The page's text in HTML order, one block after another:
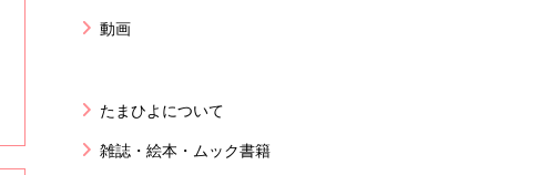
動画
たまひよについて
雑誌・絵本・ムック書籍